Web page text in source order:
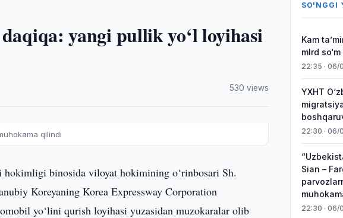
yangi pullik yo‘l loyihasi
530 views
qilindi
hokimligi binosida viloyat hokimining o‘rinbosari Sh.
Koreyaning Korea Expressway Corporation
yo‘lini qurish loyihasi yuzasidan muzokaralar olib
SO'NGGI
Kam
mlrd
22:35 · 06/
YXHT
22:30 · 06/
Sian –
22:30 · 06/